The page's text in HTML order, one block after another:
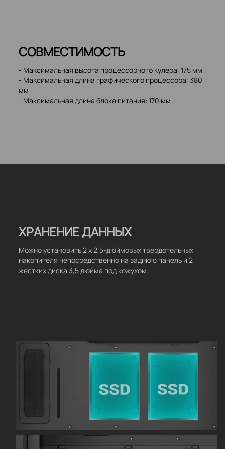
СОВМЕСТИМОСТЬ
- Максимальная высота процессорного кулера: 175 мм
- Максимальная длина графического процессора: 380
мм
- Максимальная длина блока питания: 170 мм
ХРАНЕНИЕ ДАННЫХ
Можно установить 2 х 2,5-дюймовых твердотельных
накопителя непосредственно на заднюю панель и 2
жестких диска 3,5 дюйма под кожухом.